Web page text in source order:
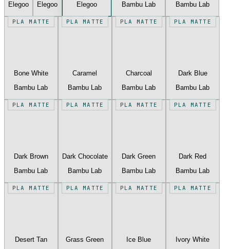
Elegoo
Elegoo
Elegoo
Bambu Lab
Bambu Lab
PLA MATTE
Bone White
Bambu Lab
PLA MATTE
Caramel
Bambu Lab
PLA MATTE
Charcoal
Bambu Lab
PLA MATTE
Dark Blue
Bambu Lab
PLA MATTE
Dark Brown
Bambu Lab
PLA MATTE
Dark Chocolate
Bambu Lab
PLA MATTE
Dark Green
Bambu Lab
PLA MATTE
Dark Red
Bambu Lab
PLA MATTE
Desert Tan
PLA MATTE
Grass Green
PLA MATTE
Ice Blue
PLA MATTE
Ivory White